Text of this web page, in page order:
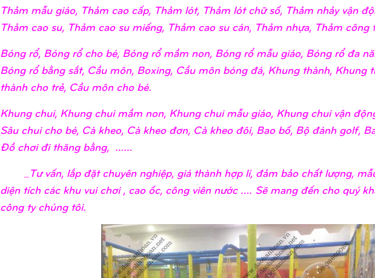
Thảm mẫu giáo, Thảm cao cấp, Thảm lót, Thảm lót chữ số, Thảm nhảy vận
Thảm cao su, Thảm cao su miếng, Thảm cao su cán, Thảm nhựa, Thảm công
Bóng rổ, Bóng rổ cho bé, Bóng rổ mầm non, Bóng rổ mẫu giáo, Bóng rổ đa
Bóng rổ bằng sắt, Cầu môn, Boxing, Cầu môn bóng đá, Khung thành, Khung
thành cho trẻ, Cầu môn cho bé.
Khung chui, Khung chui mầm non, Khung chui mẫu giáo, Khung chui vận
Sâu chui cho bé, Cà kheo, Cà kheo đơn, Cà kheo đôi, Bao bố, Bộ đánh golf,
Đồ chơi đi thăng bằng, ……
_Tư vấn, lắp đặt chuyên nghiệp, giá thành hợp lí, đảm bảo chất lượng,
diện tích các khu vui chơi , cao ốc, công viên nước …. Sẽ mang đến cho quý
công ty chúng tôi.